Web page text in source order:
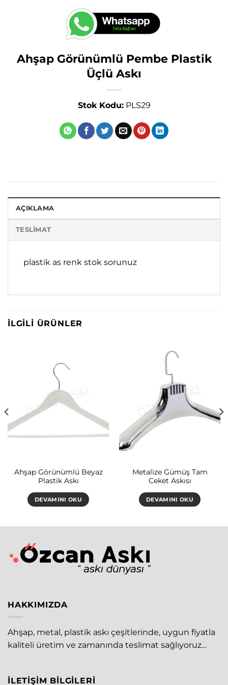
Ahşap Görünümlü Pembe Plastik
Üçlü Askı
Stok Kodu:PLS29
AÇIKLAMA
TESLIMAT
plastik as renk stok sorunuz
İLGILI ÜRÜNLER
Ahşap Görünümlü Beyaz
Plastik Askı
DEVAMINI OKU
Metalize Gümüş Tam
Ceket Askısı
DEVAMINI OKU
HAKKIMIZDA
Ahşap, metal, plastik askı çeşitlerinde, uygun fiyatla
kaliteli üretim ve zamanında teslimat sağlıyoruz…
İLETIŞIM BILGILERI